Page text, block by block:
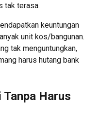
tak terasa.
keuntungan
unit kos/bangunan.
tak menguntungkan,
harus hutang bank
Harus